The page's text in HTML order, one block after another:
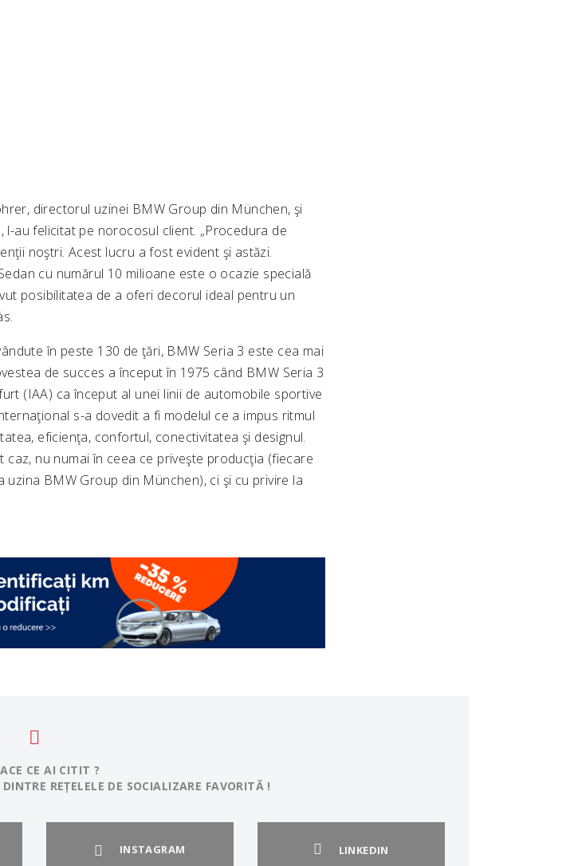
directorul uzinei BMW Group din München, şi
au felicitat pe norocosul client. „Procedura de
noştri. Acest lucru a fost evident şi astăzi.
cu numărul 10 milioane este o ocazie specială
posibilitatea de a oferi decorul ideal pentru un
în peste 130 de ţări, BMW Seria 3 este cea mai
de succes a început în 1975 când BMW Seria 3
(IAA) ca început al unei linii de automobile sportive
s-a dovedit a fi modelul ce a impus ritmul
eficienţa, confortul, conectivitatea şi designul.
nu numai în ceea ce priveşte producţia (fiecare
BMW Group din München), ci şi cu privire la
CE AI CITIT ?
REȚELELE DE SOCIALIZARE FAVORITĂ !
INSTAGRAM LINKEDIN